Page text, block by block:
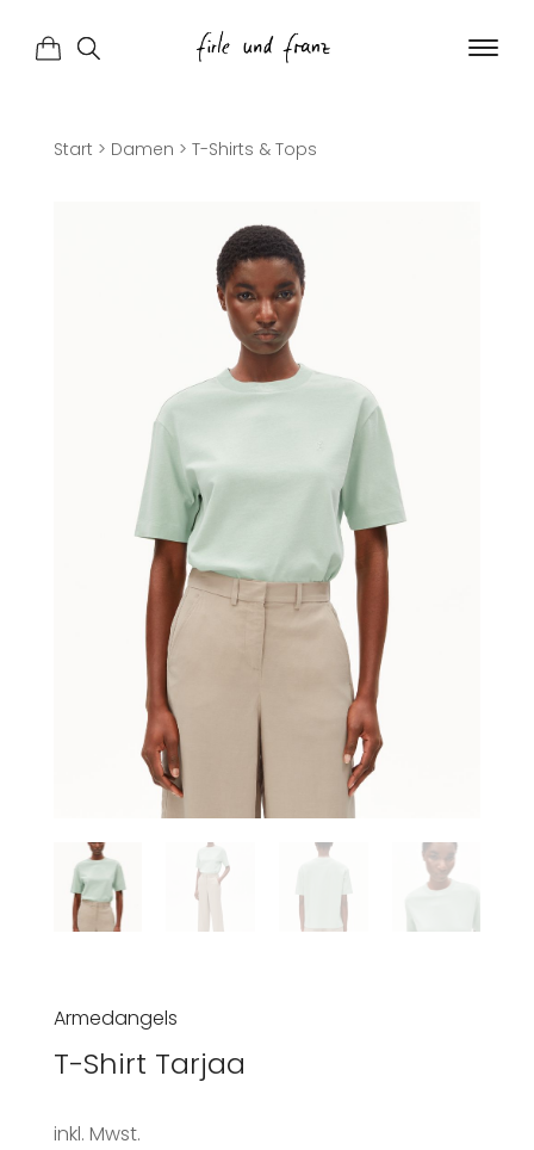
Start > Damen > T-Shirts & Tops
Armedangels
T-Shirt Tarjaa
inkl. Mwst.